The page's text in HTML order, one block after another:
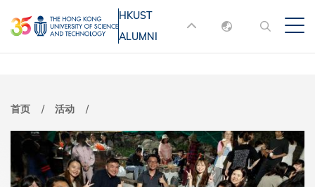
转
到
内
MORE ABOUT HKUST
UNIVERSITY NEWS
ACADEMIC
LIFE@HKUST
MAP & DIRECTIONS JOBS@HKUST
FACULTY PROFILES ABOUT HKUST
HKUST
ALUMNI
English
面
包
屑
首页 活动